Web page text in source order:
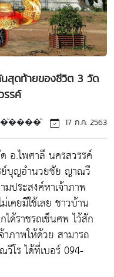
นสุดท้ายของชีวิต 3 วัด
รค์
17 ก.ค. 2563
อ.ไพศาลี นครสวรรค์
ย์บุญอำนวยชัย ญาณวี
มประสงค์หาเจ้าภาพ
คยมีใช้เลย ชาวบ้าน
ด้ราชรถเข็นศพ ไว้สัก
าภาพให้ด้วย สามารถ
โร ได้ที่เบอร์ 094-